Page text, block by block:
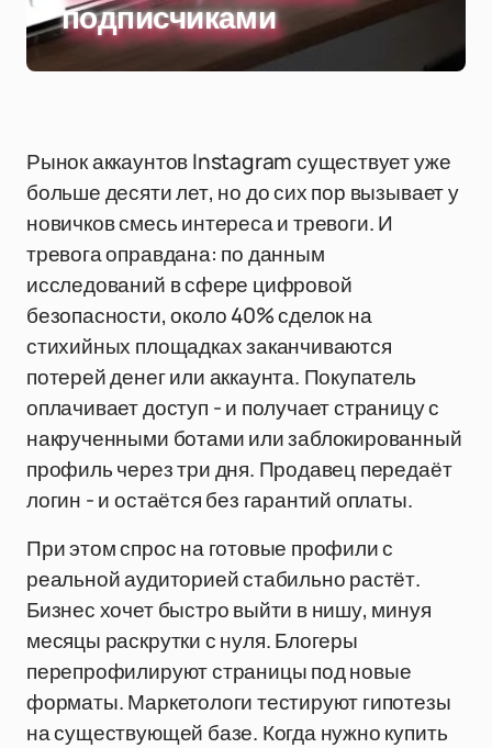
подписчиками
Рынок аккаунтов Instagram существует уже
больше десяти лет, но до сих пор вызывает у
новичков смесь интереса и тревоги. И
тревога оправдана: по данным
исследований в сфере цифровой
безопасности, около 40% сделок на
стихийных площадках заканчиваются
потерей денег или аккаунта. Покупатель
оплачивает доступ - и получает страницу с
накрученными ботами или заблокированный
профиль через три дня. Продавец передаёт
логин - и остаётся без гарантий оплаты.
При этом спрос на готовые профили с
реальной аудиторией стабильно растёт.
Бизнес хочет быстро выйти в нишу, минуя
месяцы раскрутки с нуля. Блогеры
перепрофилируют страницы под новые
форматы. Маркетологи тестируют гипотезы
на существующей базе. Когда нужно купить